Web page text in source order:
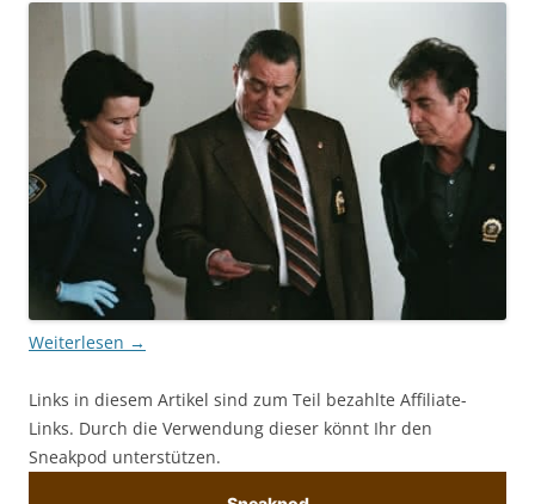
Weiterlesen →
Links in diesem Artikel sind zum Teil bezahlte Affiliate-
Links. Durch die Verwendung dieser könnt Ihr den
Sneakpod unterstützen.